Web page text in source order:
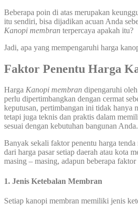
Beberapa poin di atas merupakan
itu sendiri, bisa dijadikan acuan Anda
Kanopi membran terpercaya apakah itu?
Jadi, apa yang mempengaruhi harga
Faktor Penentu Harga
Harga Kanopi membran dipengaruhi
perlu dipertimbangkan dengan cermat
keputusan, pertimbangan ini tidak hanya
tetapi juga teknis dan praktis dalam
sesuai dengan kebutuhan bangunan Anda.
Banyak sekali faktor penentu harga tenda
dari harga pasar setiap daerah atau kota
masing – masing, adapun beberapa
1. Jenis Ketebalan Membran
Setiap kanopi membran memiliki jenis